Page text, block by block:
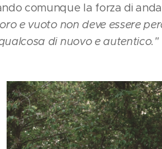
comunque la forza di
e vuoto non deve essere
di nuovo e autentico."